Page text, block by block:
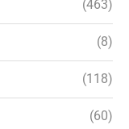
(463)
(8)
(118)
(60)